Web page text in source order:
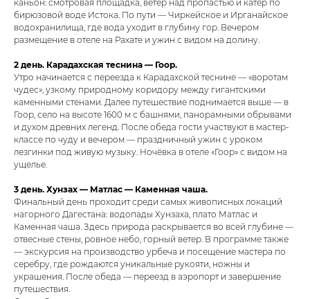
каньон: смотровая площадка, ветер над пропастью и катер по
бирюзовой воде Истока. По пути — Чиркейское и Ирганайское
водохранилища, где вода уходит в глубину гор. Вечером
размещение в отеле на Рахате и ужин с видом на долину.
2 день. Карадахская теснина — Гоор.
Утро начинается с переезда к Карадахской теснине — «воротам
чудес», узкому природному коридору между гигантскими
каменными стенами. Далее путешествие поднимается выше — в
Гоор, село на высоте 1600 м с башнями, панорамными обрывами
и духом древних легенд. После обеда гости участвуют в мастер-
классе по чуду и вечером — праздничный ужин с уроком
лезгинки под живую музыку. Ночёвка в отеле «Гоор» с видом на
ущелье.
3 день. Хунзах — Матлас — Каменная чаша.
Финальный день проходит среди самых живописных локаций
нагорного Дагестана: водопады Хунзаха, плато Матлас и
Каменная чаша. Здесь природа раскрывается во всей глубине —
отвесные стены, ровное небо, горный ветер. В программе также
— экскурсия на производство урбеча и посещение мастера по
серебру, где рождаются уникальные рукояти, ножны и
украшения. После обеда — переезд в аэропорт и завершение
путешествия.